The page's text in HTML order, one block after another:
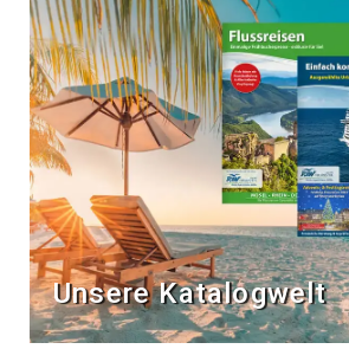
Unsere Katalogwelt